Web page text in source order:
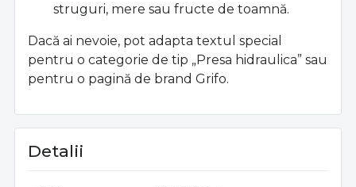
struguri, mere sau fructe de toamnă.
Dacă ai nevoie, pot adapta textul special
pentru o categorie de tip „Presa hidraulica” sau
pentru o pagină de brand Grifo.
Detalii